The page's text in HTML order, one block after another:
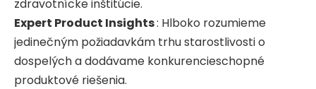
zdravotnícke inštitúcie.
Expert Product Insights: Hlboko rozumieme
jedinečným požiadavkám trhu starostlivosti o
dospelých a dodávame konkurencieschopné
produktové riešenia.